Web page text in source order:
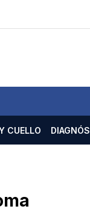
CUELLO